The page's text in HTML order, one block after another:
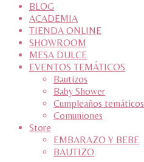
BLOG
ACADEMIA
TIENDA ONLINE
SHOWROOM
MESA DULCE
EVENTOS TEMÁTICOS
Bautizos
Baby Shower
Cumpleaños temáticos
Comuniones
Store
EMBARAZO Y BEBE
BAUTIZO